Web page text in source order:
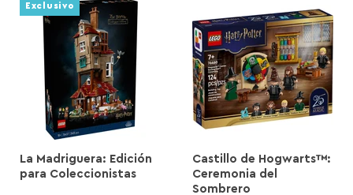
Exclusivo
La Madriguera: Edición
para Coleccionistas
Castillo de Hogwarts™:
Ceremonia del
Sombrero